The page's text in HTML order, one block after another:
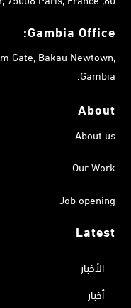
Gambia Office:
Gate, Bakau Newtown,
Gambia.
About
About us
Our Work
Job opening
Latest
الأخبار
أخبار